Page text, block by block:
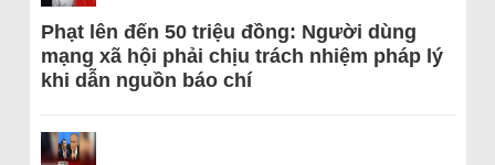
Phạt lên đến 50 triệu đồng: Người dùng
mạng xã hội phải chịu trách nhiệm pháp lý
khi dẫn nguồn báo chí